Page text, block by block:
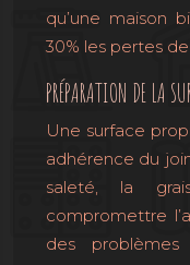
qu’une maison
30% les pertes
PRÉPARATION DE LA
Une surface
adhérence du
saleté, la
compromettre
des problèmes